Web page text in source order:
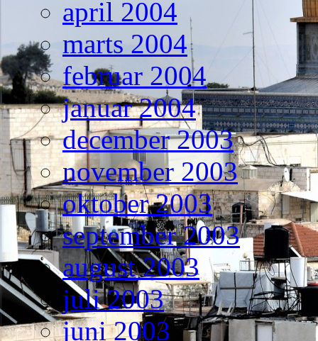
april 2004
marts 2004
februar 2004
januar 2004
december 2003
november 2003
oktober 2003
september 2003
august 2003
juli 2003
juni 2003